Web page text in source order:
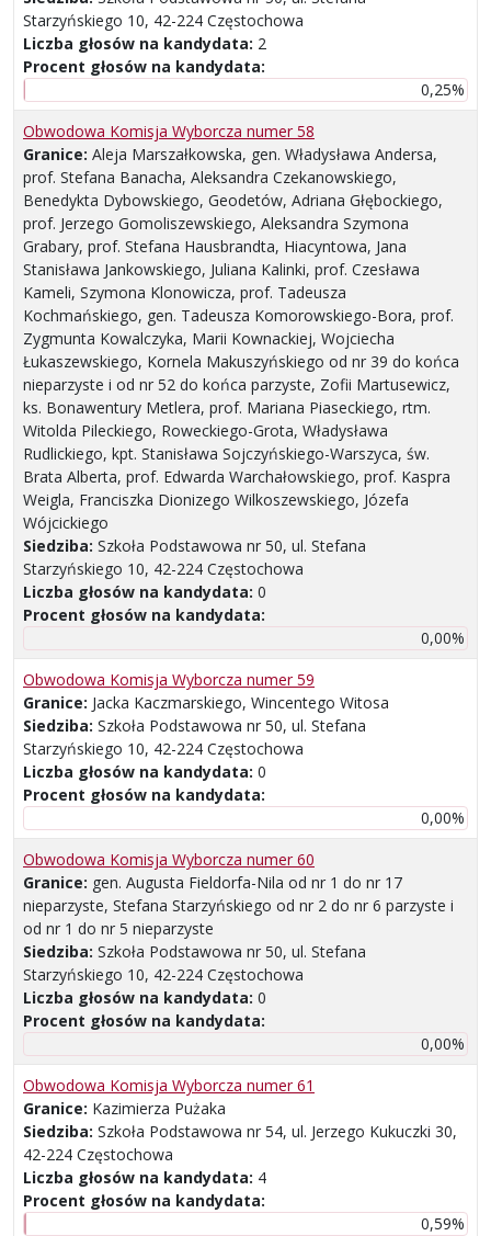
Starzyńskiego 10, 42-224 Częstochowa
Liczba głosów na kandydata: 2
Procent głosów na kandydata:
0,25%
Obwodowa Komisja Wyborcza numer 58
Granice: Aleja Marszałkowska, gen. Władysława Andersa,
prof. Stefana Banacha, Aleksandra Czekanowskiego,
Benedykta Dybowskiego, Geodetów, Adriana Głębockiego,
prof. Jerzego Gomoliszewskiego, Aleksandra Szymona
Grabary, prof. Stefana Hausbrandta, Hiacyntowa, Jana
Stanisława Jankowskiego, Juliana Kalinki, prof. Czesława
Kameli, Szymona Klonowicza, prof. Tadeusza
Kochmańskiego, gen. Tadeusza Komorowskiego-Bora, prof.
Zygmunta Kowalczyka, Marii Kownackiej, Wojciecha
Łukaszewskiego, Kornela Makuszyńskiego od nr 39 do końca
nieparzyste i od nr 52 do końca parzyste, Zofii Martusewicz,
ks. Bonawentury Metlera, prof. Mariana Piaseckiego, rtm.
Witolda Pileckiego, Roweckiego-Grota, Władysława
Rudlickiego, kpt. Stanisława Sojczyńskiego-Warszyca, św.
Brata Alberta, prof. Edwarda Warchałowskiego, prof. Kaspra
Weigla, Franciszka Dionizego Wilkoszewskiego, Józefa
Wójcickiego
Siedziba: Szkoła Podstawowa nr 50, ul. Stefana
Starzyńskiego 10, 42-224 Częstochowa
Liczba głosów na kandydata: 0
Procent głosów na kandydata:
0,00%
Obwodowa Komisja Wyborcza numer 59
Granice: Jacka Kaczmarskiego, Wincentego Witosa
Siedziba: Szkoła Podstawowa nr 50, ul. Stefana
Starzyńskiego 10, 42-224 Częstochowa
Liczba głosów na kandydata: 0
Procent głosów na kandydata:
0,00%
Obwodowa Komisja Wyborcza numer 60
Granice: gen. Augusta Fieldorfa-Nila od nr 1 do nr 17
nieparzyste, Stefana Starzyńskiego od nr 2 do nr 6 parzyste i
od nr 1 do nr 5 nieparzyste
Siedziba: Szkoła Podstawowa nr 50, ul. Stefana
Starzyńskiego 10, 42-224 Częstochowa
Liczba głosów na kandydata: 0
Procent głosów na kandydata:
0,00%
Obwodowa Komisja Wyborcza numer 61
Granice: Kazimierza Pużaka
Siedziba: Szkoła Podstawowa nr 54, ul. Jerzego Kukuczki 30,
42-224 Częstochowa
Liczba głosów na kandydata: 4
Procent głosów na kandydata:
0,59%